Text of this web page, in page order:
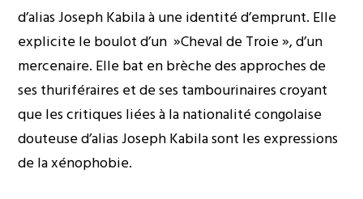
d’alias Joseph Kabila à une identité d’emprunt. Elle
explicite le boulot d’un »Cheval de Troie », d’un
mercenaire. Elle bat en brèche des approches de
ses thuriféraires et de ses tambourinaires croyant
que les critiques liées à la nationalité congolaise
douteuse d’alias Joseph Kabila sont les expressions
de la xénophobie.